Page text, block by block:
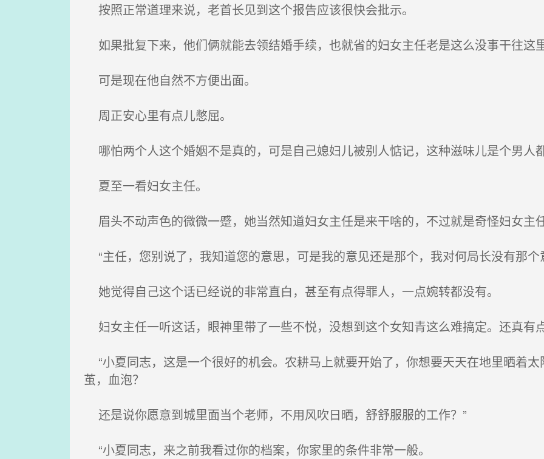
按照正常道理来说，老首长见到这个报告应该很快会批示。
如果批复下来，他们俩就能去领结婚手续，也就省的妇女主任老是这么没事干往这
可是现在他自然不方便出面。
周正安心里有点儿憋屈。
哪怕两个人这个婚姻不是真的，可是自己媳妇儿被别人惦记，这种滋味儿是个男人
夏至一看妇女主任。
眉头不动声色的微微一蹙，她当然知道妇女主任是来干啥的，不过就是奇怪妇女主
“主任，您别说了，我知道您的意思，可是我的意见还是那个，我对何局长没有那个
她觉得自己这个话已经说的非常直白，甚至有点得罪人，一点婉转都没有。
妇女主任一听这话，眼神里带了一些不悦，没想到这个女知青这么难搞定。还真有
“小夏同志，这是一个很好的机会。农耕马上就要开始了，你想要天天在地里晒着
茧，血泡？
还是说你愿意到城里面当个老师，不用风吹日晒，舒舒服服的工作？”
“小夏同志，来之前我看过你的档案，你家里的条件非常一般。